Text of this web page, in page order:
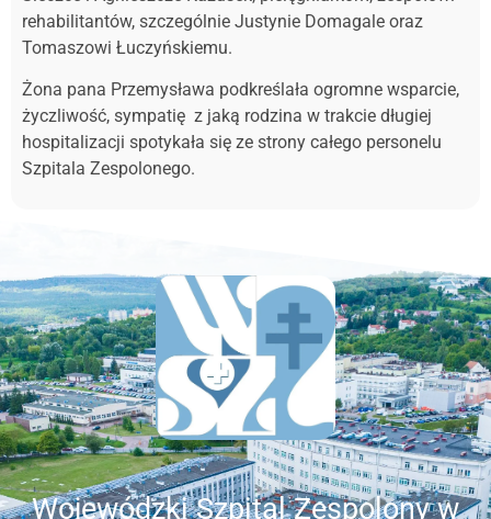
rehabilitantów, szczególnie Justynie Domagale oraz
Tomaszowi Łuczyńskiemu.
Żona pana Przemysława podkreślała ogromne wsparcie,
życzliwość, sympatię z jaką rodzina w trakcie długiej
hospitalizacji spotykała się ze strony całego personelu
Szpitala Zespolonego.
Wojewódzki Szpital Zespolony w